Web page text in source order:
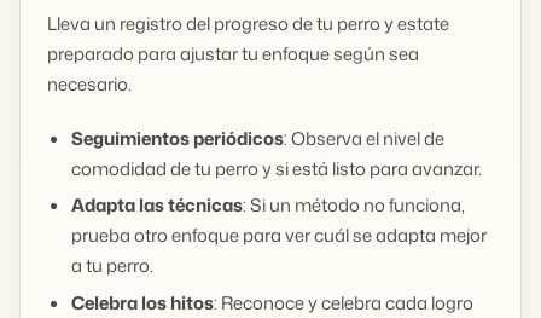
Lleva un registro del progreso de tu perro y estate
preparado para ajustar tu enfoque según sea
necesario.
Seguimientos periódicos: Observa el nivel de
comodidad de tu perro y si está listo para avanzar.
Adapta las técnicas: Si un método no funciona,
prueba otro enfoque para ver cuál se adapta mejor
a tu perro.
Celebra los hitos: Reconoce y celebra cada logro